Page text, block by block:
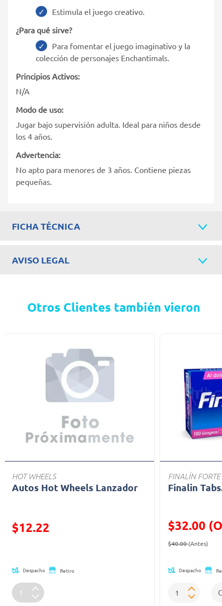
Estimula el juego creativo.
¿Para qué sirve?
Para fomentar el juego imaginativo y la
colección de personajes Enchantimals.
Principios Activos:
N/A
Modo de uso:
Jugar bajo supervisión adulta. Ideal para niños desde
los 4 años.
Advertencia:
No apto para menores de 3 años. Contiene piezas
pequeñas.
FICHA TÉCNICA
AVISO LEGAL
Otros Clientes también vieron
HOT WHEELS
Autos Hot Wheels Lanzador
Precio reducido de
$12.22
Despacho Retiro
FINALÍN FORTE
Finalin
$32.00
Precio
$40.00(Antes)
Despacho